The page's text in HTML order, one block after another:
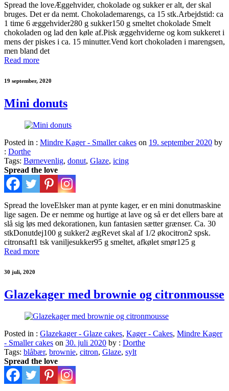
Spread the loveÆggehvider, chokolade og sukker er alt, der skal
bruges. Det er da nemt. Chokolademarengs, ca 15 stk.Arbejdstid: ca
1 time 6 æggehvider280 g sukker150 g smeltet chokolade Smelt
chokoladen og lad den køle af.Pisk æggehviderne og kom sukkeret i
mens der piskes i ca. 15 minutter.Vend kort chokoladen i marengsen,
men bland det
Read more
19 september, 2020
Mini donuts
Posted in : Mindre Kager - Smaller cakes on 19. september 2020 by
: Dorthe
Tags: Børnevenlig, donut, Glaze, icing
Spread the love
Spread the loveElsker man at pynte kager, er en mini donutmaskine
lige sagen. De er nemme og hurtige at lave og så er det ellers bare at
slå sig løs med dekorationen, kun fantasien sætter grænser. Ca. 30
stkDonutdej100 g sukker2 ægRevet skal af 1/2 økocitron2 spsk.
citronsaft1 tsk vaniljesukker95 g smeltet, afkølet smør125 g
Read more
30 juli, 2020
Glazekager med brownie og citronmousse
Posted in : Glazekager - Glaze cakes, Kager - Cakes, Mindre Kager
- Smaller cakes on 30. juli 2020 by : Dorthe
Tags: blåbær, brownie, citron, Glaze, sylt
Spread the love